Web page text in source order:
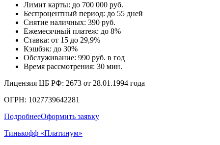
Лимит карты: до 700 000 руб.
Беспроцентный период: до 55 дней
Снятие наличных: 390 руб.
Ежемесячный платеж: до 8%
Ставка: от 15 до 29,9%
Кэшбэк: до 30%
Обслуживание: 990 руб. в год
Время рассмотрения: 30 мин.
Лицензия ЦБ РФ: 2673 от 28.01.1994 года
ОГРН: 1027739642281
ПодробнееОформить заявку
Тинькофф «Платинум»